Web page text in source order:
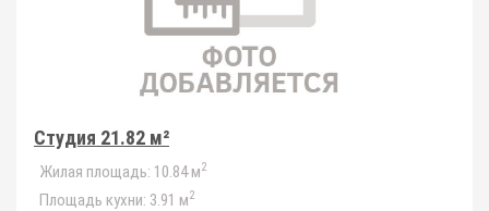
Студия 21.82 м²
Жилая площадь: 10.84 м2
Площадь кухни: 3.91 м2